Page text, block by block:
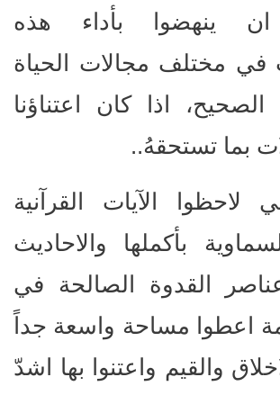
ان ينهضوا بأداء هذه
في مختلف مجالات الحياة
اذا كان اعتناؤنا
بما تستحقهُ..
لاحظوا الآيات القرآنية
بأكملها والاحاديث
القدوة الصالحة في
اعطوا مساحة واسعة جداً
والقيم واعتنوا بها اشدّ